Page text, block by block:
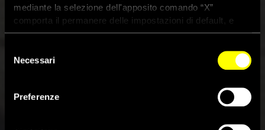
mediante la selezione dell'apposito comando “X”
comporta il permanere delle impostazioni di default, e
dunque la continuazione della navigazione con i cookie
dei cookie attivi sul sito clicca
delNecessari
Preferenze
“Grazie, Dio. Grazie, Italia”: Alì,
15 anni, salvato dalla Guardia